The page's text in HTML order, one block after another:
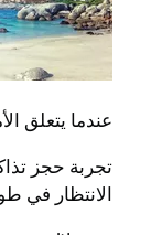
عندما يتعلق
تجربة حجز
الانتظار في